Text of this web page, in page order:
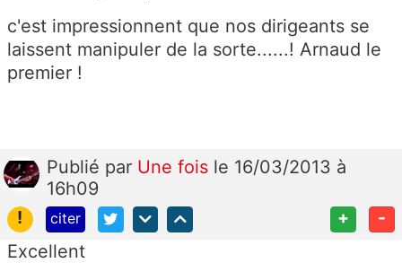
c'est impressionnent que nos dirigeants se
laissent manipuler de la sorte......! Arnaud le
premier !
Publié par Une fois le 16/03/2013 à
16h09
!
citer +
-
Excellent